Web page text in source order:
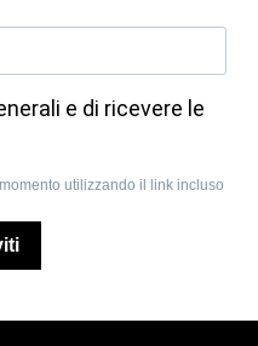
e di ricevere le
utilizzando il link incluso